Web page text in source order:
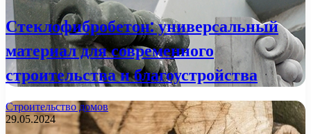
Стеклофибробетон: универсальный
материал для современного
строительства и благоустройства
Строительство домов
29.05.2024